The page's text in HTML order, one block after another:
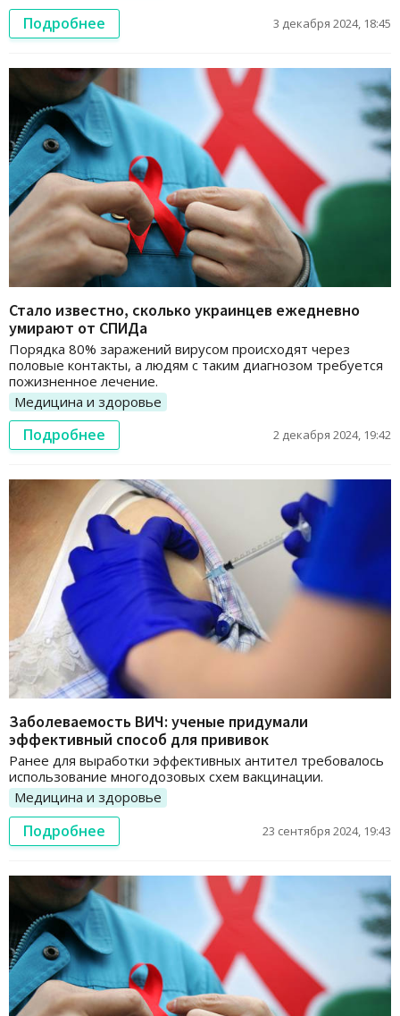
Подробнее 3 декабря 2024, 18:45
Стало известно, сколько украинцев ежедневно
умирают от СПИДа
Порядка 80% заражений вирусом происходят через
половые контакты, а людям с таким диагнозом требуется
пожизненное лечение.
Медицина и здоровье
Подробнее 2 декабря 2024, 19:42
Заболеваемость ВИЧ: ученые придумали
эффективный способ для прививок
Ранее для выработки эффективных антител требовалось
использование многодозовых схем вакцинации.
Медицина и здоровье
Подробнее 23 сентября 2024, 19:43